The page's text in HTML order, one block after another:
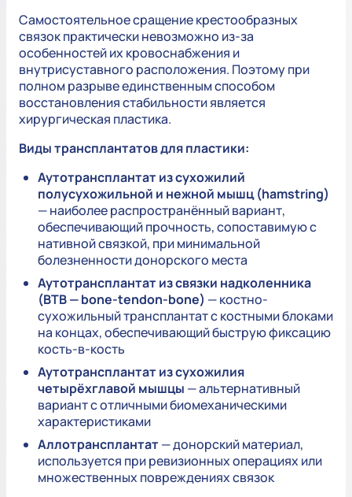
Самостоятельное сращение крестообразных
связок практически невозможно из-за
особенностей их кровоснабжения и
внутрисуставного расположения. Поэтому при
полном разрыве единственным способом
восстановления стабильности является
хирургическая пластика.
Виды трансплантатов для пластики:
Аутотрансплантат из сухожилий
полусухожильной и нежной мышц (hamstring)
— наиболее распространённый вариант,
обеспечивающий прочность, сопоставимую с
нативной связкой, при минимальной
болезненности донорского места
Аутотрансплантат из связки надколенника
(BTB — bone-tendon-bone) — костно-
сухожильный трансплантат с костными блоками
на концах, обеспечивающий быструю фиксацию
кость-в-кость
Аутотрансплантат из сухожилия
четырёхглавой мышцы — альтернативный
вариант с отличными биомеханическими
характеристиками
Аллотрансплантат— донорский материал,
используется при ревизионных операциях или
множественных повреждениях связок